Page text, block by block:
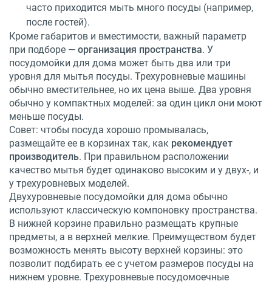
часто приходится мыть много посуды (например,
после гостей).
Кроме габаритов и вместимости, важный параметр
при подборе — организация пространства. У
посудомойки для дома может быть два или три
уровня для мытья посуды. Трехуровневые машины
обычно вместительнее, но их цена выше. Два уровня
обычно у компактных моделей: за один цикл они моют
меньше посуды.
Совет: чтобы посуда хорошо промывалась,
размещайте ее в корзинах так, как рекомендует
производитель. При правильном расположении
качество мытья будет одинаково высоким и у двух-, и
у трехуровневых моделей.
Двухуровневые посудомойки для дома обычно
используют классическую компоновку пространства.
В нижней корзине правильно размещать крупные
предметы, а в верхней мелкие. Преимуществом будет
возможность менять высоту верхней корзины: это
позволит подбирать ее с учетом размеров посуды на
нижнем уровне. Трехуровневые посудомоечные